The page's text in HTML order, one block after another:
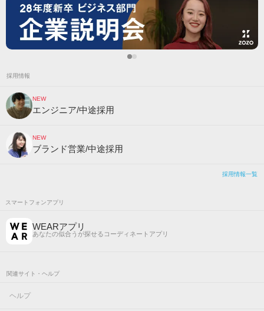
採用情報
NEW
エンジニア/中途採用
NEW
ブランド営業/中途採用
採用情報一覧
スマートフォンアプリ
WEARアプリ
あなたの似合うが探せるコーディネートアプリ
関連サイト・ヘルプ
ヘルプ